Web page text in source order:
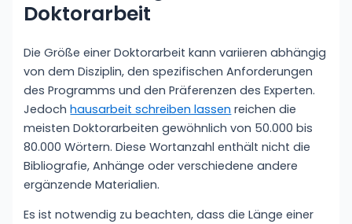
Doktorarbeit
Die Größe einer Doktorarbeit kann variieren abhängig
von dem Disziplin, den spezifischen Anforderungen
des Programms und den Präferenzen des Experten.
Jedochhausarbeit schreiben lassen reichen die
meisten Doktorarbeiten gewöhnlich von 50.000 bis
80.000 Wörtern. Diese Wortanzahl enthält nicht die
Bibliografie, Anhänge oder verschiedene andere
ergänzende Materialien.
Es ist notwendig zu beachten, dass die Länge einer